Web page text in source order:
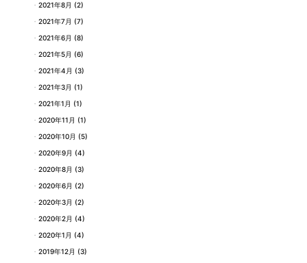
2021年8月 (2)
2021年7月 (7)
2021年6月 (8)
2021年5月 (6)
2021年4月 (3)
2021年3月 (1)
2021年1月 (1)
2020年11月 (1)
2020年10月 (5)
2020年9月 (4)
2020年8月 (3)
2020年6月 (2)
2020年3月 (2)
2020年2月 (4)
2020年1月 (4)
2019年12月 (3)